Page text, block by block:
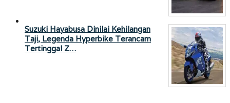
Suzuki Hayabusa Dinilai Kehilangan
Taji, Legenda Hyperbike Terancam
Tertinggal Z…